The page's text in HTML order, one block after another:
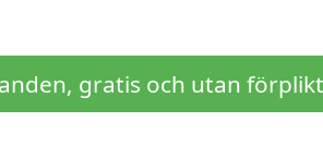
gratis och utan